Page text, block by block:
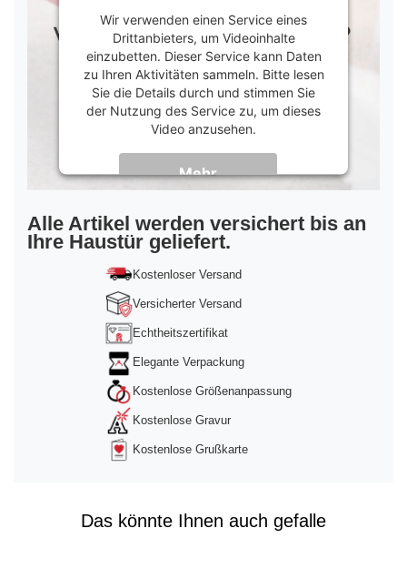
Wir verwenden einen Service eines
Drittanbieters, um Videoinhalte
einzubetten. Dieser Service kann Daten
zu Ihren Aktivitäten sammeln. Bitte lesen
Sie die Details durch und stimmen Sie
der Nutzung des Service zu, um dieses
Video anzusehen.
Mehr
Informationen
Akzeptieren
powered byUsercentrics Consent
Management Platform&Trusted Shops
Alle Artikel werden versichert bis an
Ihre Haustür geliefert.
Kostenloser Versand
Versicherter Versand
Echtheitszertifikat
Elegante Verpackung
Kostenlose Größenanpassung
Kostenlose Gravur
Kostenlose Grußkarte
Das könnte Ihnen auch gefalle